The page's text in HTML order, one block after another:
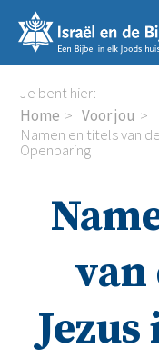
links
naar
de
inhoud
de
navigatie
Je bent hier:
Home
Voor jou
Namen en titels van
Openbaring
van